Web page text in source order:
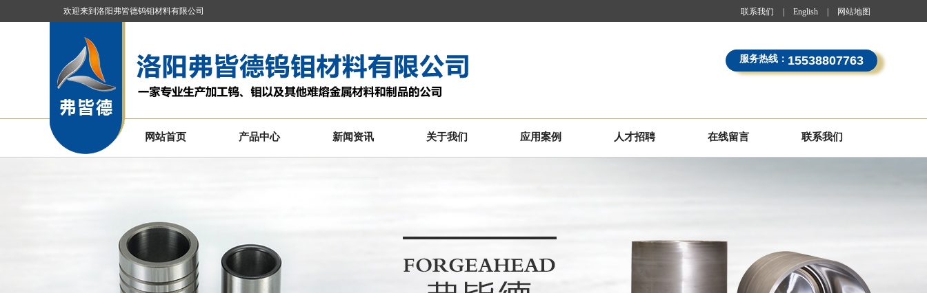
欢迎来到洛阳弗皆德钨钼材料有限公司 联系我们 English 网站地图
服务热线： 15538807763
网站首页 产品中心 新闻资讯 关于我们 应用案例 人才招聘 在线留言 联系我们